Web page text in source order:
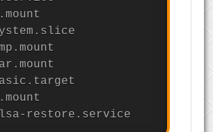
restore.service